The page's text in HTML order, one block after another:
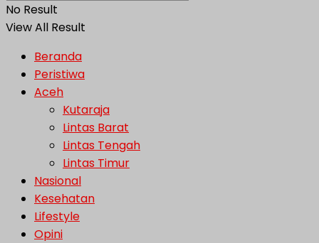
No Result
View All Result
Beranda
Peristiwa
Aceh
Kutaraja
Lintas Barat
Lintas Tengah
Lintas Timur
Nasional
Kesehatan
Lifestyle
Opini